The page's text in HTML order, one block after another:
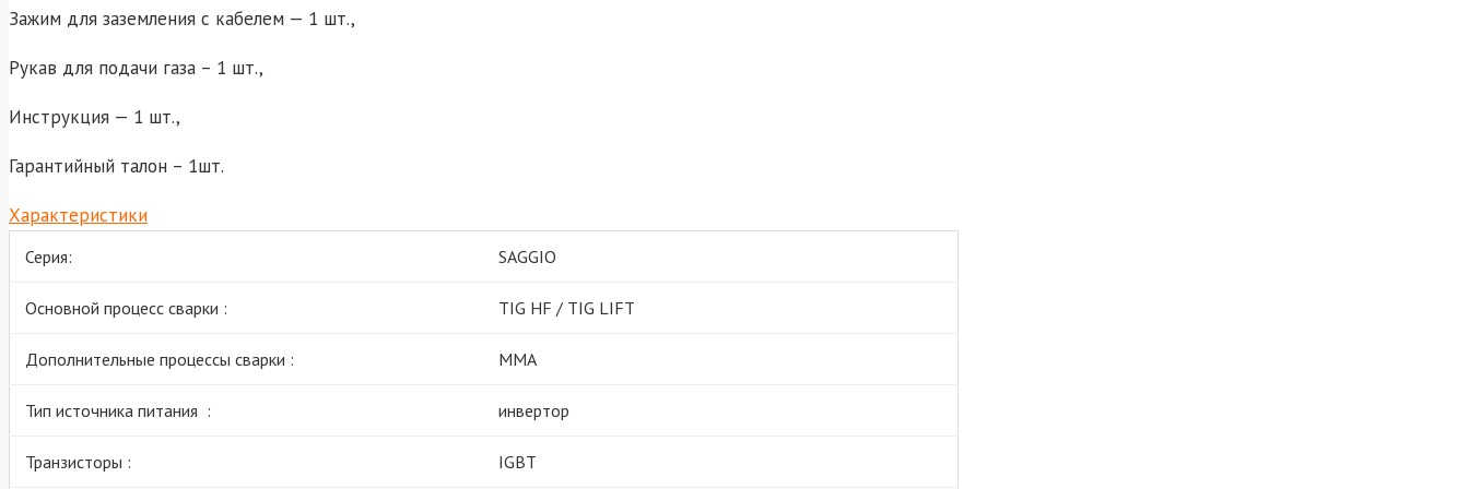
Зажим для заземления с кабелем — 1 шт.,
Рукав для подачи газа – 1 шт.,
Инструкция — 1 шт.,
Гарантийный талон – 1шт.
Характеристики
Серия: SAGGIO
Основной процесс сварки : TIG HF / TIG LIFT
Дополнительные процессы сварки : MMA
Тип источника питания : инвертор
Транзисторы : IGBT